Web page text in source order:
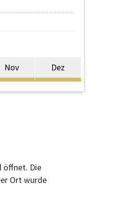
Nov Dez
öffnet. Die
Ort wurde